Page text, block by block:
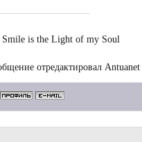
Smile is the Light of my Soul
отредактировал Antuanet